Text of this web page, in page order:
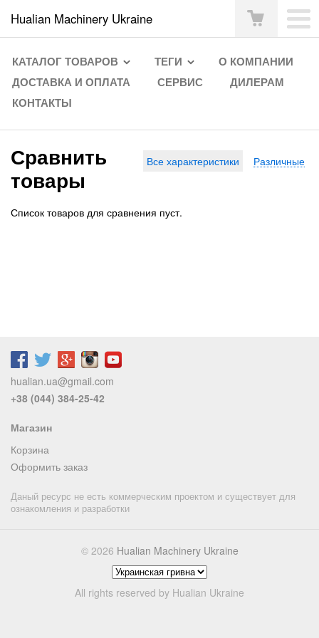
Hualian Machinery Ukraine
КАТАЛОГ ТОВАРОВ ТЕГИ
О КОМПАНИИ
ДОСТАВКА И ОПЛАТА
СЕРВИС
ДИЛЕРАМ
КОНТАКТЫ
Все характеристики Различные
Сравнить
товары
Список товаров для сравнения пуст.
hualian.ua@gmail.com
+38 (044) 384-25-42
Магазин
Корзина
Оформить заказ
Даный ресурс не есть коммерческим проектом и существует для
ознакомления и разработки
© 2026 Hualian Machinery Ukraine
All rights reserved by Hualian Ukraine